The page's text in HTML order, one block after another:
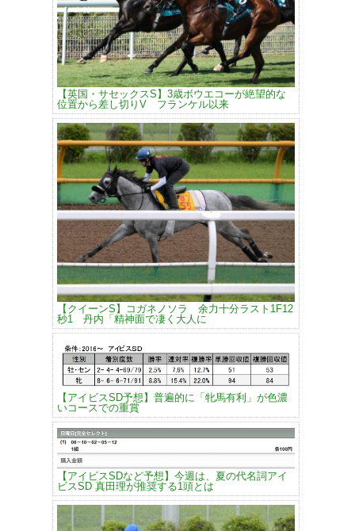
【英国・サセックスS】3歳ボウエコーが絶望的な
位置から差し切りV フランケル以来
【クイーンS】コガネノソラ 余力十分ラスト1F12
秒1 丹内「精神面で凄く大人に
【アイビスSD予想】普遍的に「牝馬有利」が色濃
いコースでの重賞
【アイビスSDなど予想】今週は、夏の代名詞アイ
ビスSD 真田理が推奨する1頭とは